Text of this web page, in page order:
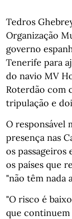
Tedros
Organização
governo
Tenerife para
do navio MV
Roterdão com
tripulação e
O responsável
presença nas
os passageiros
os países que
"não têm nada
"O risco é
que